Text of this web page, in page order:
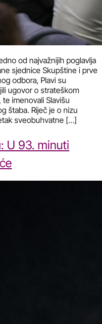
od najvažnijih poglavlja
sjednice Skupštine i prve
odbora, Plavi su
ugovor o strateškom
imenovali Slavišu
štaba. Riječ je o nizu
sveobuhvatne […]
U 93. minuti